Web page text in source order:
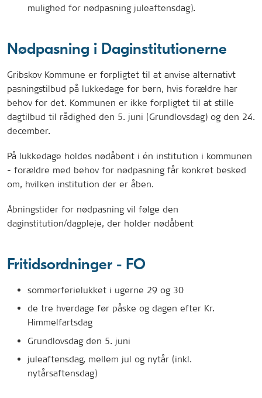
mulighed for nødpasning juleaftensdag).
Nødpasning i Daginstitutionerne
Gribskov Kommune er forpligtet til at anvise alternativt
pasningstilbud på lukkedage for børn, hvis forældre har
behov for det. Kommunen er ikke forpligtet til at stille
dagtilbud til rådighed den 5. juni (Grundlovsdag) og den 24.
december.
På lukkedage holdes nødåbent i én institution i kommunen
- forældre med behov for nødpasning får konkret besked
om, hvilken institution der er åben.
Åbningstider for nødpasning vil følge den
daginstitution/dagpleje, der holder nødåbent
Fritidsordninger - FO
sommerferielukket i ugerne 29 og 30
de tre hverdage før påske og dagen efter Kr.
Himmelfartsdag
Grundlovsdag den 5. juni
juleaftensdag, mellem jul og nytår (inkl.
nytårsaftensdag)